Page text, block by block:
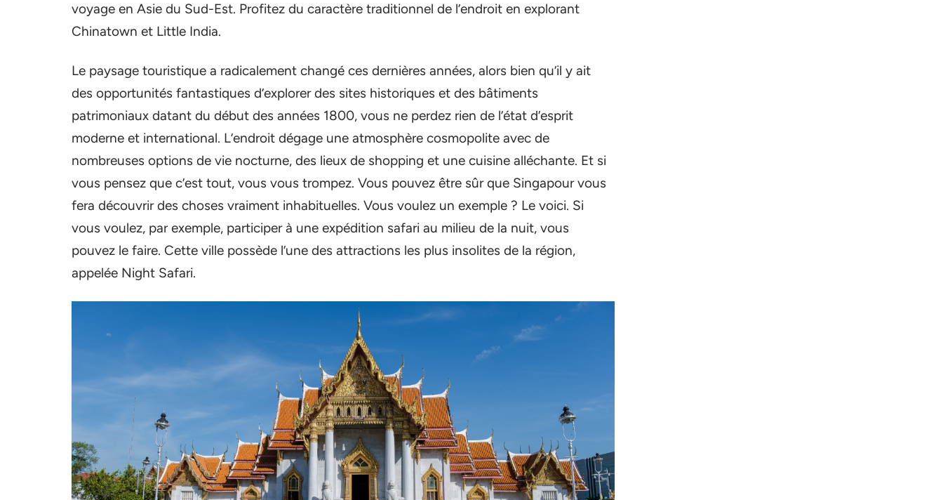
voyage en Asie du Sud-Est. Profitez du caractère traditionnel de l’endroit en explorant
Chinatown et Little India.
Le paysage touristique a radicalement changé ces dernières années, alors bien qu’il y ait
des opportunités fantastiques d’explorer des sites historiques et des bâtiments
patrimoniaux datant du début des années 1800, vous ne perdez rien de l’état d’esprit
moderne et international. L’endroit dégage une atmosphère cosmopolite avec de
nombreuses options de vie nocturne, des lieux de shopping et une cuisine alléchante. Et si
vous pensez que c’est tout, vous vous trompez. Vous pouvez être sûr que Singapour vous
fera découvrir des choses vraiment inhabituelles. Vous voulez un exemple ? Le voici. Si
vous voulez, par exemple, participer à une expédition safari au milieu de la nuit, vous
pouvez le faire. Cette ville possède l’une des attractions les plus insolites de la région,
appelée Night Safari.